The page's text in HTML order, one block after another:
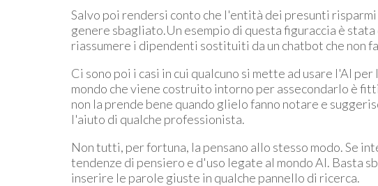
Salvo poi rendersi conto che l'entità dei presunti
genere sbagliato.Un esempio di questa figuraccia è stata
riassumere i dipendenti sostituiti da un chatbot che non
Ci sono poi i casi in cui qualcuno si mette ad usare l'AI
mondo che viene costruito intorno per assecondarlo è
non la prende bene quando glielo fanno notare e
l'aiuto di qualche professionista.
Non tutti, per fortuna, la pensano allo stesso modo. Se
tendenze di pensiero e d'uso legate al mondo AI. Basta
inserire le parole giuste in qualche pannello di ricerca.